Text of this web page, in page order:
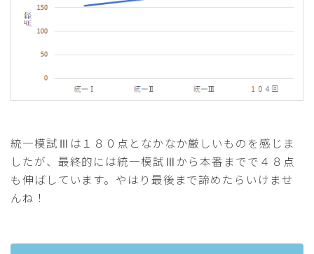
統一模試Ⅲは１８０点となかなか厳しいものを感じま
したが、最終的には統一模試Ⅲから本番までで４８点
も伸ばしています。やはり最後まで諦めたらいけませ
んね！